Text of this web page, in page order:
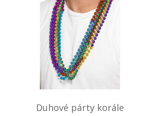
Duhové párty korále